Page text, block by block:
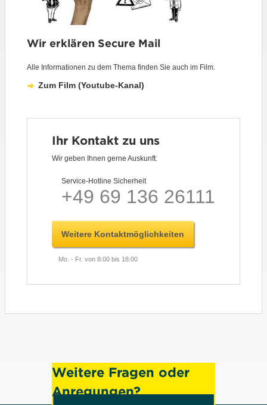
Wir erklären Secure Mail
Alle Informationen zu dem Thema finden Sie auch im Film.
Zum Film (Youtube-Kanal)
Ihr Kontakt zu uns
Wir geben Ihnen gerne Auskunft:
Service-Hotline Sicherheit
+49 69 136 26111
Weitere Kontaktmöglichkeiten
Mo. - Fr. von 8:00 bis 18:00
Weitere Fragen oder
Anregungen?